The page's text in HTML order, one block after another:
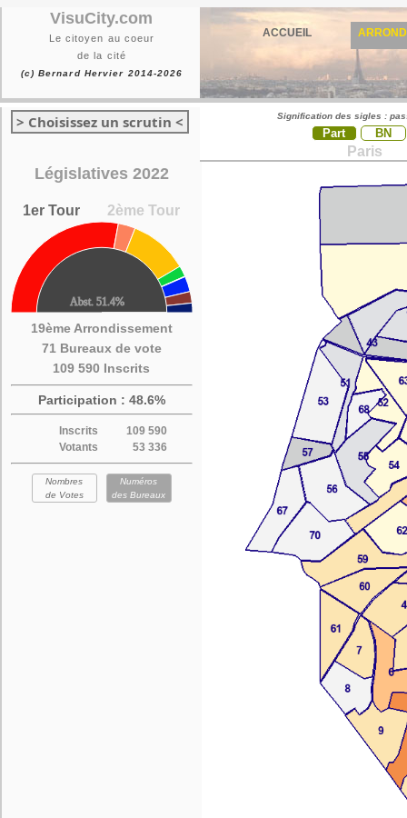
VisuCity.com
Le citoyen au coeur
de la cité
(c) Bernard Hervier 2014-2026
ACCUEIL
> Choisissez un scrutin <
Législatives 2022
1er Tour 2ème Tour
19ème Arrondissement
71 Bureaux de vote
109 590 Inscrits
Participation : 48.6%
Inscrits
109 590
Votants
53 336
Nombres
de Votes
Numéros
des Bureaux
Signification des sigles :
Part BN
Paris